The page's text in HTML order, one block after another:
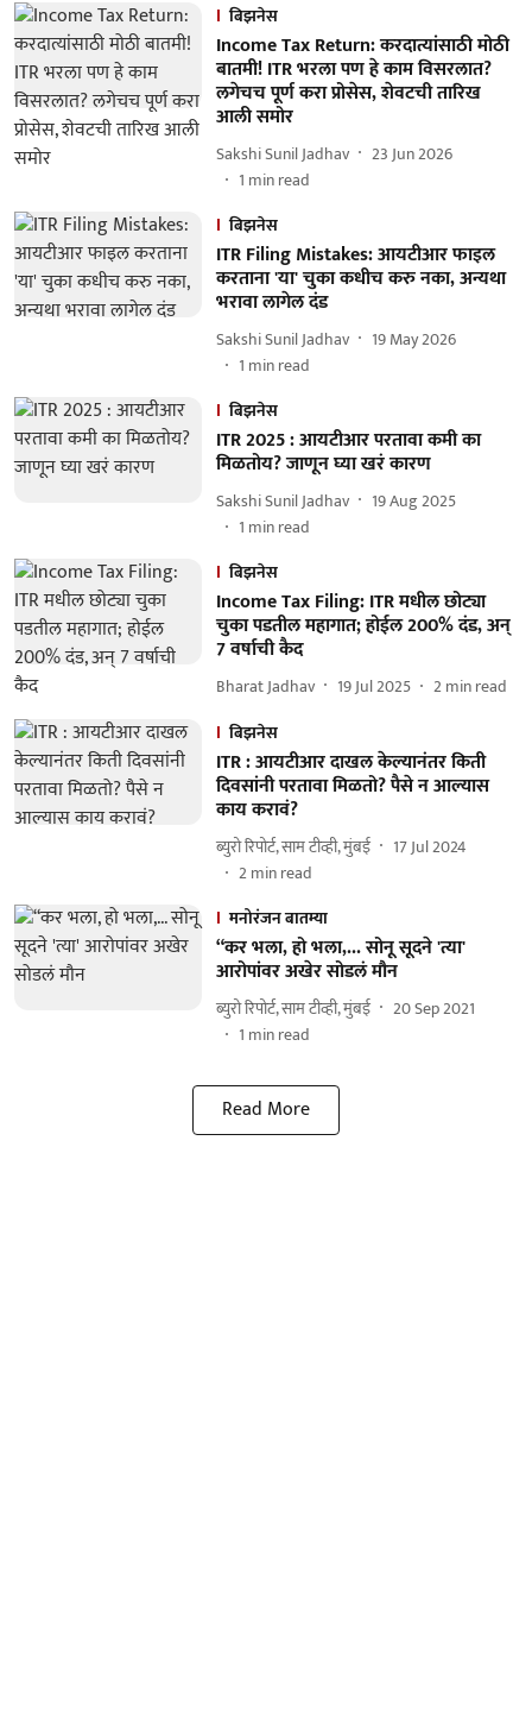
बिझनेस
Income Tax Return: करदात्यांसाठी मोठी
बातमी! ITR भरला पण हे काम विसरलात?
लगेचच पूर्ण करा प्रोसेस, शेवटची तारिख
आली समोर
Sakshi Sunil Jadhav
23 Jun 2026
1 min read
बिझनेस
ITR Filing Mistakes: आयटीआर फाइल
करताना 'या' चुका कधीच करु नका, अन्यथा
भरावा लागेल दंड
Sakshi Sunil Jadhav
19 May 2026
1 min read
बिझनेस
ITR 2025 : आयटीआर परतावा कमी का
मिळतोय? जाणून घ्या खरं कारण
Sakshi Sunil Jadhav
19 Aug 2025
1 min read
बिझनेस
Income Tax Filing: ITR मधील छोट्या
चुका पडतील महागात; होईल 200% दंड, अन्
7 वर्षाची कैद
Bharat Jadhav 19 Jul 2025 2min read
बिझनेस
ITR : आयटीआर दाखल केल्यानंतर किती
दिवसांनी परतावा मिळतो? पैसे न आल्यास
काय करावं?
ब्युरो रिपोर्ट, साम टीव्ही, मुंबई
17 Jul 2024
2min read
मनोरंजन बातम्या
“कर भला, हो भला,... सोनू सूदने 'त्या'
आरोपांवर अखेर सोडलं मौन
ब्युरो रिपोर्ट, साम टीव्ही, मुंबई
20 Sep 2021
1 min read
Read More